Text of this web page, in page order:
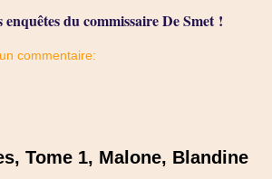
du commissaire De Smet !
commentaire:
Tome 1, Malone, Blandine